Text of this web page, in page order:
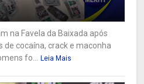
na Favela da Baixada após
de cocaína, crack e maconha
fo... Leia Mais